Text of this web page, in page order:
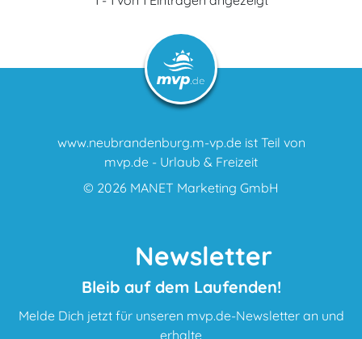
www.neubrandenburg.m-vp.de ist Teil von
mvp.de - Urlaub & Freizeit
© 2026 MANET Marketing GmbH
Newsletter
Bleib auf dem Laufenden!
Melde Dich jetzt für unseren mvp.de-Newsletter an und
erhalte